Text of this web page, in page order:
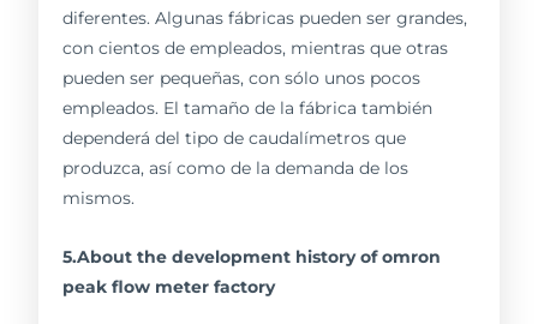
diferentes. Algunas fábricas pueden ser grandes,
con cientos de empleados, mientras que otras
pueden ser pequeñas, con sólo unos pocos
empleados. El tamaño de la fábrica también
dependerá del tipo de caudalímetros que
produzca, así como de la demanda de los
mismos.
5.About the development history of omron
peak flow meter factory